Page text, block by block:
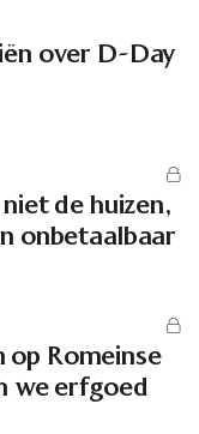
over D-Day
de huizen,
onbetaalbaar
Romeinse
we erfgoed